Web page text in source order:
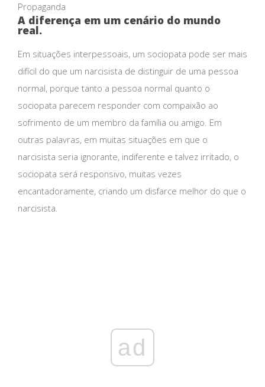
Propaganda
A diferença em um cenário do mundo
real.
Em situações interpessoais, um sociopata pode ser mais
difícil do que um narcisista de distinguir de uma pessoa
normal, porque tanto a pessoa normal quanto o
sociopata parecem responder com compaixão ao
sofrimento de um membro da família ou amigo. Em
outras palavras, em muitas situações em que o
narcisista seria ignorante, indiferente e talvez irritado, o
sociopata será responsivo, muitas vezes
encantadoramente, criando um disfarce melhor do que o
narcisista.
ad